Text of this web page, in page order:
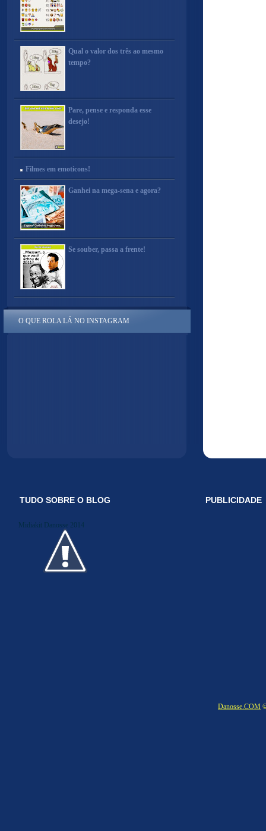
Qual o valor dos três ao mesmo
tempo?
Pare, pense e responda esse
desejo!
Filmes em emoticons!
Ganhei na mega-sena e agora?
Se souber, passa a frente!
O QUE ROLA LÁ NO INSTAGRAM
TUDO SOBRE O BLOG
Midiakit Danosse 2014
PUBLICIDADE
Danosse.COM